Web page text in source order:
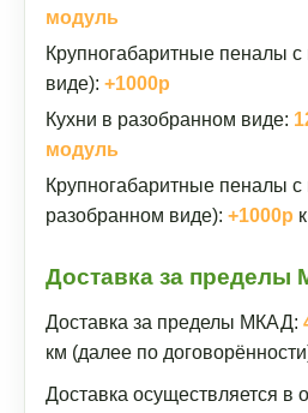
модуль
Крупногабаритные пеналы с
виде): +1000р
Кухни в разобранном виде:
модуль
Крупногабаритные пеналы с
разобранном виде): +1000р
Доставка за пределы
Доставка за пределы МКАД:
км (далее по
Доставка осуществляется в